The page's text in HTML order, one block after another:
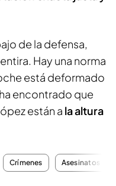
de la defensa,
Hay una norma
está deformado
encontrado que
están a la altura
Crímenes Asesinatos